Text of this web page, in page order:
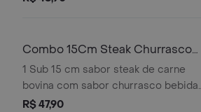
alface, tomate e molho parmesão. não
lanche, é permitido apenas retirá-los.
imagem meramente ilustrativa.
Combo 15Cm Steak Churrasco
Bebida Sobremesa*
1 Sub 15 cm sabor steak de carne
bovina com sabor churrasco bebida
sobremesa! complementos fixos: pão
R$ 47,90